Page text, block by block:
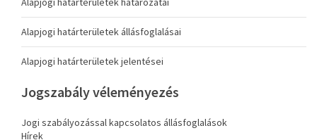
Alapjogi határterületek állásfoglalásai
Alapjogi határterületek jelentései
Jogszabály véleményezés
Jogi szabályozással kapcsolatos állásfoglalások
Hírek